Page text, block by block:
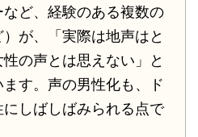
ど、経験のある複数の
が、「実際は地声はと
の声とは思えない」と
す。声の男性化も、ド
しばしばみられる点で